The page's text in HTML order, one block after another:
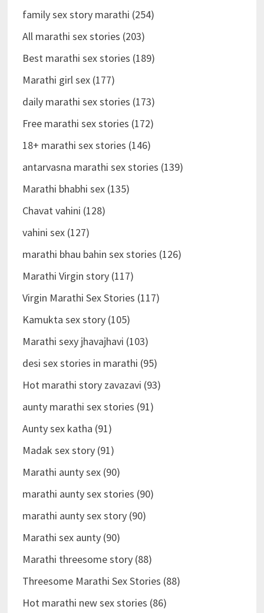
family sex story marathi (254)
All marathi sex stories (203)
Best marathi sex stories (189)
Marathi girl sex (177)
daily marathi sex stories (173)
Free marathi sex stories (172)
18+ marathi sex stories (146)
antarvasna marathi sex stories (139)
Marathi bhabhi sex (135)
Chavat vahini (128)
vahini sex (127)
marathi bhau bahin sex stories (126)
Marathi Virgin story (117)
Virgin Marathi Sex Stories (117)
Kamukta sex story (105)
Marathi sexy jhavajhavi (103)
desi sex stories in marathi (95)
Hot marathi story zavazavi (93)
aunty marathi sex stories (91)
Aunty sex katha (91)
Madak sex story (91)
Marathi aunty sex (90)
marathi aunty sex stories (90)
marathi aunty sex story (90)
Marathi sex aunty (90)
Marathi threesome story (88)
Threesome Marathi Sex Stories (88)
Hot marathi new sex stories (86)